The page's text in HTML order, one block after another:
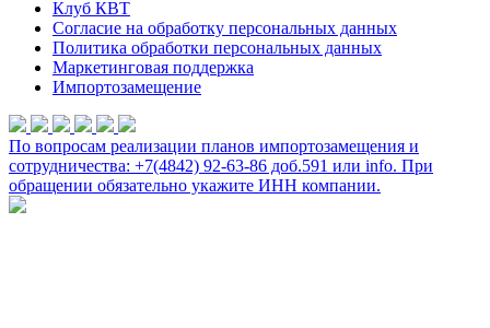
Клуб КВТ
Согласие на обработку персональных данных
Политика обработки персональных данных
Маркетинговая поддержка
Импортозамещение
По вопросам реализации планов импортозамещения и
сотрудничества: +7(4842) 92-63-86 доб.591 или info. При
обращении обязательно укажите ИНН компании.